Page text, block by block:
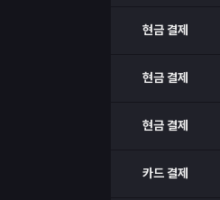
현금 결제
현금 결제
현금 결제
카드 결제